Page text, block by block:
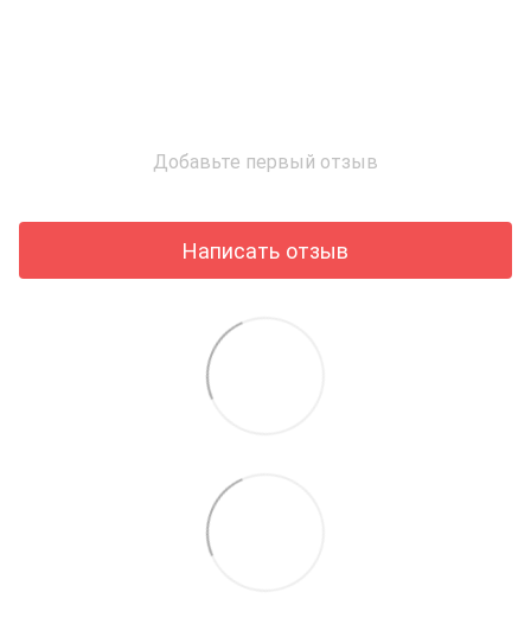
Добавьте первый отзыв
Написать отзыв